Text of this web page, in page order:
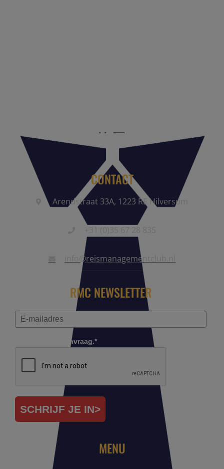
CONTACT
Arendstraat 33A, 1223 RE Hilversum
info@reismanagementclub.nl
RMC NEWSLETTER
Controleer je aanvraag.*
SCHRIJF JE IN>
MENU